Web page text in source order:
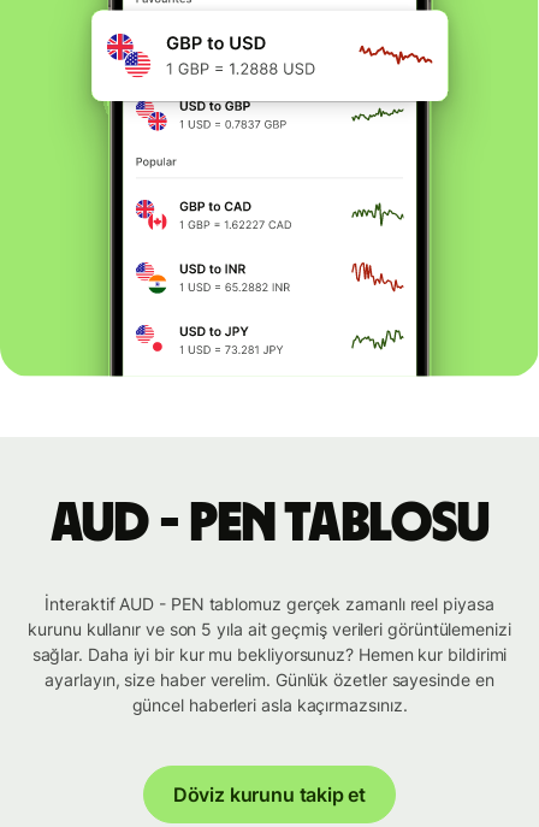
AUD - PEN tablosu
İnteraktif AUD - PEN tablomuz gerçek zamanlı reel piyasa
kurunu kullanır ve son 5 yıla ait geçmiş verileri görüntülemenizi
sağlar. Daha iyi bir kur mu bekliyorsunuz? Hemen kur bildirimi
ayarlayın, size haber verelim. Günlük özetler sayesinde en
güncel haberleri asla kaçırmazsınız.
Döviz kurunu takip et